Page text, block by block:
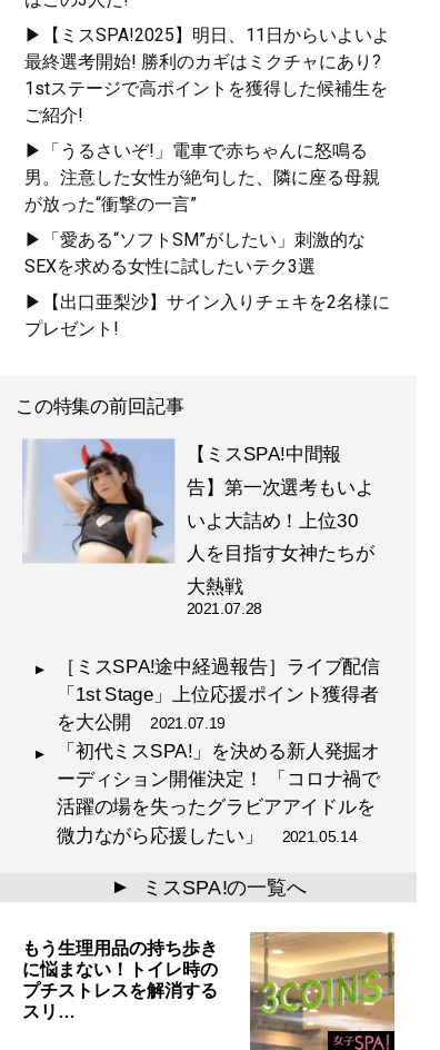
▶【ミスSPA!2025】明日、11日からいよいよ
最終選考開始! 勝利のカギはミクチャにあり?
1stステージで高ポイントを獲得した候補生を
ご紹介!
▶「うるさいぞ!」電車で赤ちゃんに怒鳴る
男。注意した女性が絶句した、隣に座る母親
が放った“衝撃の一言”
▶「愛ある“ソフトSM”がしたい」刺激的な
SEXを求める女性に試したいテク3選
▶【出口亜梨沙】サイン入りチェキを2名様に
プレゼント!
この特集の前回記事
【ミスSPA!中間報
告】第一次選考もいよ
いよ大詰め！上位30
人を目指す女神たちが
大熱戦
2021.07.28
［ミスSPA!途中経過報告］ライブ配信
「1st Stage」上位応援ポイント獲得者
を大公開2021.07.19
「初代ミスSPA!」を決める新人発掘オ
ーディション開催決定！ 「コロナ禍で
活躍の場を失ったグラビアアイドルを
微力ながら応援したい」 2021.05.14
▲ ミスSPA!の一覧へ
もう生理用品の持ち歩き
に悩まない！トイレ時の
プチストレスを解消する
スリ…